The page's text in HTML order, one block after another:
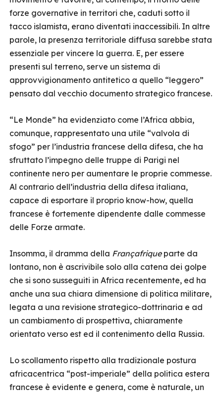
forze governative in territori che, caduti sotto il
tacco islamista, erano diventati inaccessibili. In altre
parole, la presenza territoriale diffusa sarebbe stata
essenziale per vincere la guerra. E, per essere
presenti sul terreno, serve un sistema di
approvvigionamento antitetico a quello “leggero”
pensato dal vecchio documento strategico francese.
“Le Monde” ha evidenziato come l’Africa abbia,
comunque, rappresentato una utile “valvola di
sfogo” per l’industria francese della difesa, che ha
sfruttato l’impegno delle truppe di Parigi nel
continente nero per aumentare le proprie commesse.
Al contrario dell’industria della difesa italiana,
capace di esportare il proprio know-how, quella
francese è fortemente dipendente dalle commesse
delle Forze armate.
Insomma, il dramma della Françafriqueparte da
lontano, non è ascrivibile solo alla catena dei golpe
che si sono susseguiti in Africa recentemente, ed ha
anche una sua chiara dimensione di politica militare,
legata a una revisione strategico-dottrinaria e ad
un cambiamento di prospettiva, chiaramente
orientato verso est ed il contenimento della Russia.
Lo scollamento rispetto alla tradizionale postura
africacentrica “post-imperiale” della politica estera
francese è evidente e genera, come è naturale, un